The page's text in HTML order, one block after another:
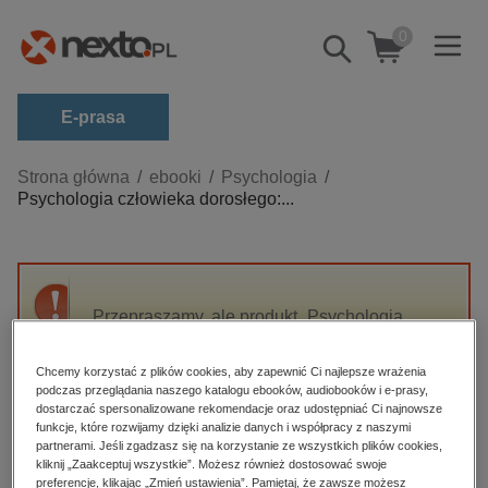
Pokaż/schowaj
wyszukiwarkę
0
E-prasa
Kategorie
Zobacz wszystkie E-prasa
budownictwo, aranżacja wnętrz
darmowe wydania
edukacja
hobby, sport, rozrywka
komputery, internet, technologie, informatyka
Strona główna ebooki
Psychologia
Psychologia człowieka dorosłego:...
Przepraszamy, ale produkt „Psychologia
High-contrast mode
Polecane
Chcemy korzystać z plików cookies, aby zapewnić Ci najlepsze wrażenia
podczas przeglądania naszego katalogu ebooków, audiobooków i e-prasy,
dostarczać spersonalizowane rekomendacje oraz udostępniać Ci najnowsze
funkcje, które rozwijamy dzięki analizie danych i współpracy z naszymi
partnerami. Jeśli zgadzasz się na korzystanie ze wszystkich plików cookies,
kliknij „Zaakceptuj wszystkie”. Możesz również dostosować swoje
preferencje, klikając „Zmień ustawienia”. Pamiętaj, że zawsze możesz